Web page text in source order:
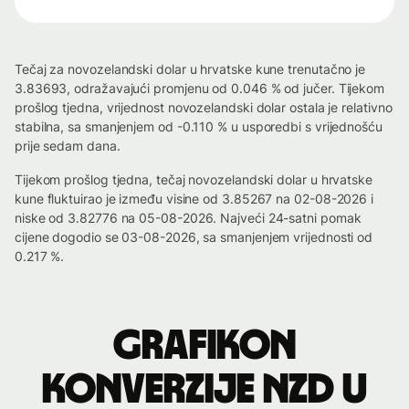
Tečaj za novozelandski dolar u hrvatske kune trenutačno je
3.83693, odražavajući promjenu od 0.046 % od jučer. Tijekom
prošlog tjedna, vrijednost novozelandski dolar ostala je relativno
stabilna, sa smanjenjem od -0.110 % u usporedbi s vrijednošću
prije sedam dana.
Tijekom prošlog tjedna, tečaj novozelandski dolar u hrvatske
kune fluktuirao je između visine od 3.85267 na 02-08-2026 i
niske od 3.82776 na 05-08-2026. Najveći 24-satni pomak
cijene dogodio se 03-08-2026, sa smanjenjem vrijednosti od
0.217 %.
Grafikon
konverzije NZD u